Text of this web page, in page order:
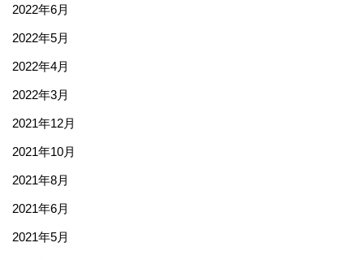
2022年6月
2022年5月
2022年4月
2022年3月
2021年12月
2021年10月
2021年8月
2021年6月
2021年5月